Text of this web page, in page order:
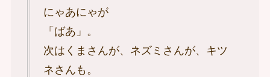
にゃあにゃが
「ばあ」。
次はくまさんが、ネズミさんが、キツ
ネさんも。